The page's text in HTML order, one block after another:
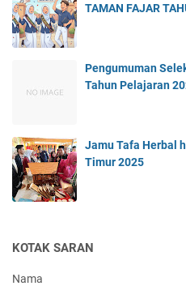
TAMAN FAJAR
Pengumuman
Tahun Pelajaran
Jamu Tafa Herbal
Timur 2025
KOTAK SARAN
Nama